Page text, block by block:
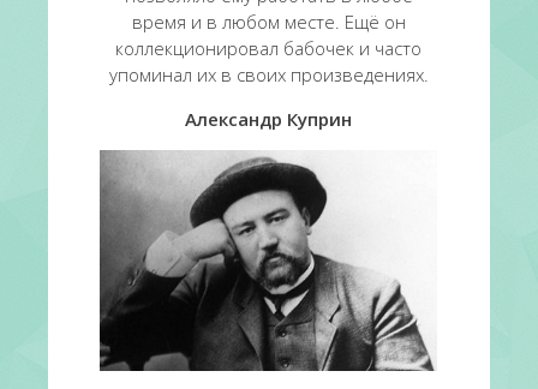
время и в любом месте. Ещё он
коллекционировал бабочек и часто
упоминал их в своих произведениях.
Александр Куприн